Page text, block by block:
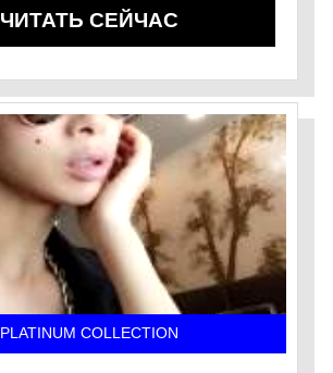
ЧИТАТЬ СЕЙЧАС
PLATINUM COLLECTION